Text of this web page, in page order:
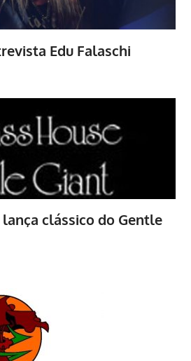
Edu Falaschi
clássico do Gentle